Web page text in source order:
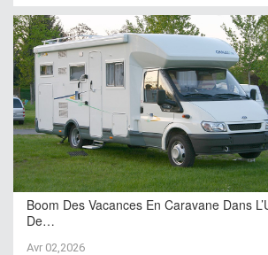
Boom Des Vacances En Caravane Dans
De…
Avr 02,2026